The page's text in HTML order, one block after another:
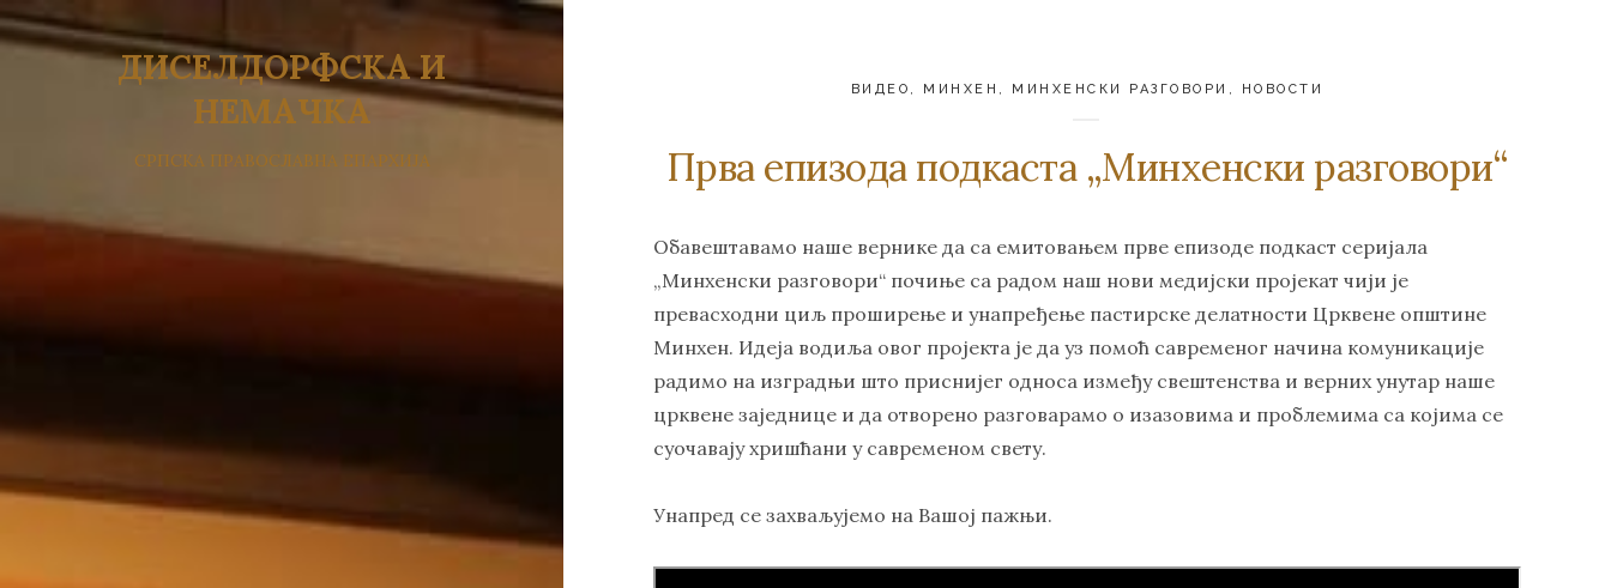
ДИСЕЛДОРФСКА И
НЕМАЧКА
СРПСКА ПРАВОСЛАВНА ЕПАРХИЈА
ВИДЕО , МИНХЕН , МИНХЕНСКИ РАЗГОВОРИ , НОВОСТИ
Прва епизода подкаста „Минхенски разговори“
Обавештавамо наше вернике да са емитовањем прве епизоде подкаст серијала
„Минхенски разговори“ почиње са радом наш нови медијски пројекат чији је
превасходни циљ проширење и унапређење пастирске делатности Црквене општине
Минхен. Идеја водиља овог пројекта је да уз помоћ савременог начина комуникације
радимо на изградњи што приснијег односа између свештенства и верних унутар наше
црквене заједнице и да отворено разговарамо о изазовима и проблемима са којима се
суочавају хришћани у савременом свету.
Унапред се захваљујемо на Вашој пажњи.